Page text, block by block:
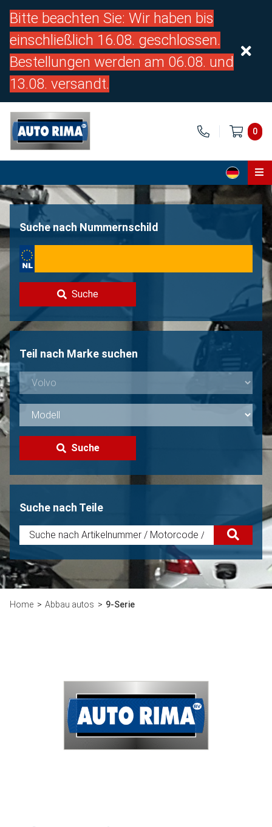
Bitte beachten Sie: Wir haben bis
einschließlich 16.08. geschlossen.
Bestellungen werden am 06.08. und
13.08. versandt.
0
Home
Über uns
Kontakt
Volvo Verkaufen?
Nicht gefunden?
Suche nach Nummernschild
Suche
Teil nach Marke suchen
Suche
Suche nach Teile
Home Abbau autos 9-Serie